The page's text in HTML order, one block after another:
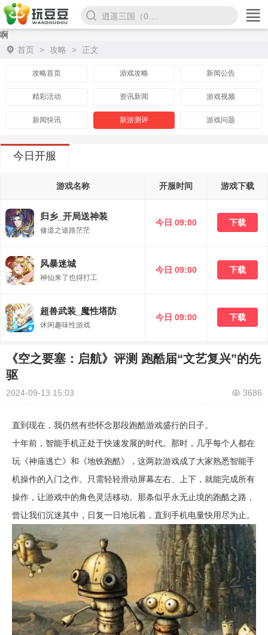
啊
首页 > 攻略 > 正文
攻略首页 游戏攻略 新闻公告
精彩活动 资讯新闻 游戏视频
新闻快讯 新游测评 游戏问题
今日开服
游戏名称 开服时间 游戏下载
归乡_开局送神装
修道之途路茫茫
今日 09:00 下载
风暴迷城
神仙来了也得打工
今日 09:00 下载
超兽武装_魔性塔防
休闲趣味性游戏
今日 09:00 下载
《空之要塞：启航》评测 跑酷届“文艺复兴”的先
驱
2024-09-13 15:03 3686
直到现在，我仍然有些怀念那段跑酷游戏盛行的日子。
十年前，智能手机正处于快速发展的时代。那时，几乎每个人都在
玩《神庙逃亡》和《地铁跑酷》，这两款游戏成了大家熟悉智能手
机操作的入门之作。只需轻轻滑动屏幕左右、上下，就能完成所有
操作，让游戏中的角色灵活移动。那条似乎永无止境的跑酷之路，
曾让我们沉迷其中，日复一日地玩着，直到手机电量快用尽为止。